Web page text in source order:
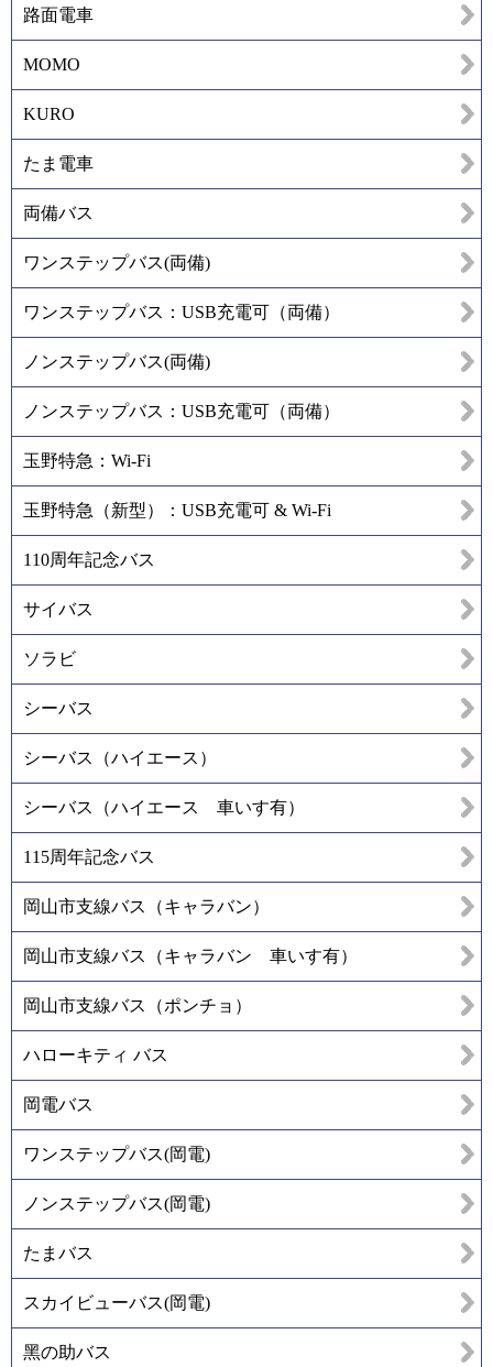
路面電車
MOMO
KURO
たま電車
両備バス
ワンステップバス(両備)
ワンステップバス：USB充電可（両備）
ノンステップバス(両備)
ノンステップバス：USB充電可（両備）
玉野特急：Wi-Fi
玉野特急（新型）：USB充電可 & Wi-Fi
110周年記念バス
サイバス
ソラビ
シーバス
シーバス（ハイエース）
シーバス（ハイエース 車いす有）
115周年記念バス
岡山市支線バス（キャラバン）
岡山市支線バス（キャラバン 車いす有）
岡山市支線バス（ポンチョ）
ハローキティ バス
岡電バス
ワンステップバス(岡電)
ノンステップバス(岡電)
たまバス
スカイビューバス(岡電)
黑の助バス